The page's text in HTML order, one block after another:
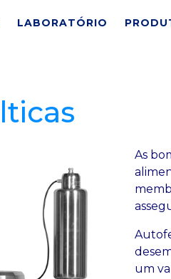
LABORATÓRIO
As
um